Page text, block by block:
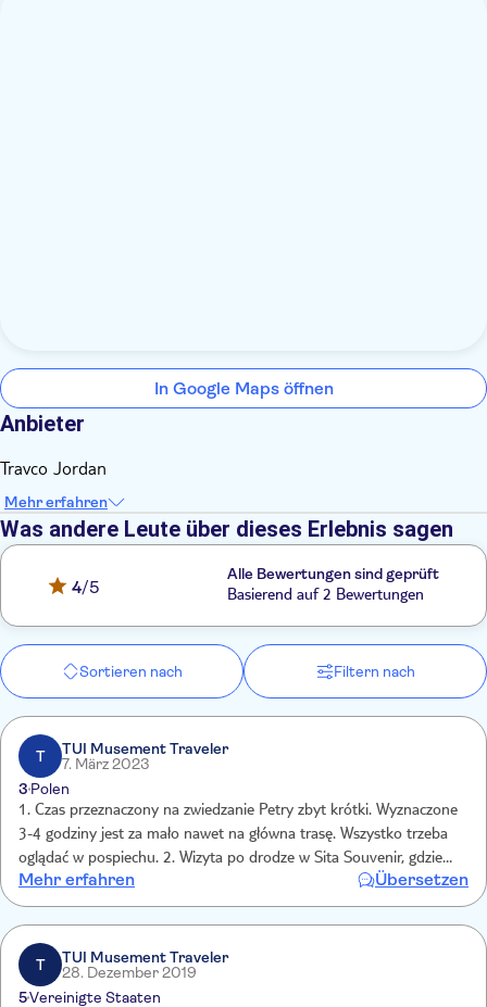
In Google Maps öffnen
Anbieter
Travco Jordan
Mehr erfahren
Was andere Leute über dieses Erlebnis sagen
4/5
Alle Bewertungen sind geprüft
Basierend auf 2 Bewertungen
Sortieren nach Filtern nach
T
TUI Musement Traveler
7. März 2023
3 Polen
1. Czas przeznaczony na zwiedzanie Petry zbyt krótki. Wyznaczone
3-4 godziny jest za mało nawet na główna trasę. Wszystko trzeba
oglądać w pospiechu. 2. Wizyta po drodze w Sita Souvenir, gdzie
zawiózł nas kierowca. W sklepie oszukują, przepłaciliśmy
wielokrotnie płacąc kartą czego nie zauważyliśmy.
Mehr erfahren Übersetzen
T
TUI Musement Traveler
28. Dezember 2019
5Vereinigte Staaten